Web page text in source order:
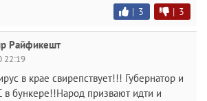
| 3 | 3
Райфикешт
22:19
в крае свирепствует!!! Губернатор и
в бункере!!Народ призвают идти и